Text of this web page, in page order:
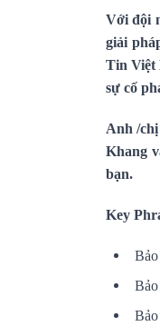
Với đội
giải
Tin Việt
sự cố
Anh /
Khang
bạn.
Key